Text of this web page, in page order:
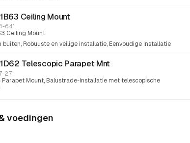
Ceiling Mount
641
Ceiling Mount
buiten Robuuste en veilige installatie Eenvoudige installatie
Telescopic Parapet Mnt
271
Parapet Mount, Balustrade-installatie met telescopische
voedingen